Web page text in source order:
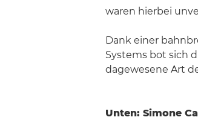
waren hierbei
Dank einer
Systems bot sich
dagewesene Art
Unten: Simone